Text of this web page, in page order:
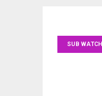
SUB WATCH